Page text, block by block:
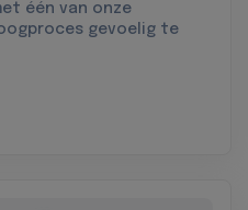
één van onze
gevoelig te